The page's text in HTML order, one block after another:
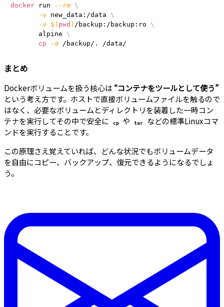
docker run --rm
\
-v new_data:/data \
-v
$( pwd ) /backup:/backup:ro \
       alpine
\
cp
-a /backup/. /data/
まとめ
Dockerボリュームを扱う核心は “コンテナをツールとして使う”
という考え方です。ホストで直接ボリュームファイルを触るので
はなく、必要なボリュームとディレクトリを装着した一時コン
テナを実行してその中で安全に
cp や tar
などの標準Linuxコマ
ンドを実行することです。
この原理さえ覚えていれば、どんな状況でもボリュームデータ
を自由にコピー、バックアップ、復元できるようになるでしょ
う。